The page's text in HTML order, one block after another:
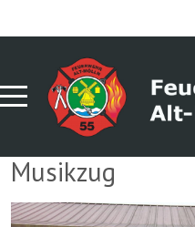
Musikzug